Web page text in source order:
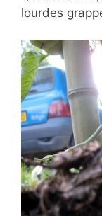
lourdes